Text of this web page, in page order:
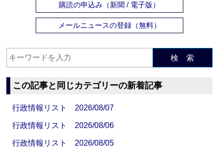
購読の申込み（新聞 / 電子版）
メールニュースの登録（無料）
検 索
この記事と同じカテゴリーの新着記事
行政情報リスト 2026/08/07
行政情報リスト 2026/08/06
行政情報リスト 2026/08/05